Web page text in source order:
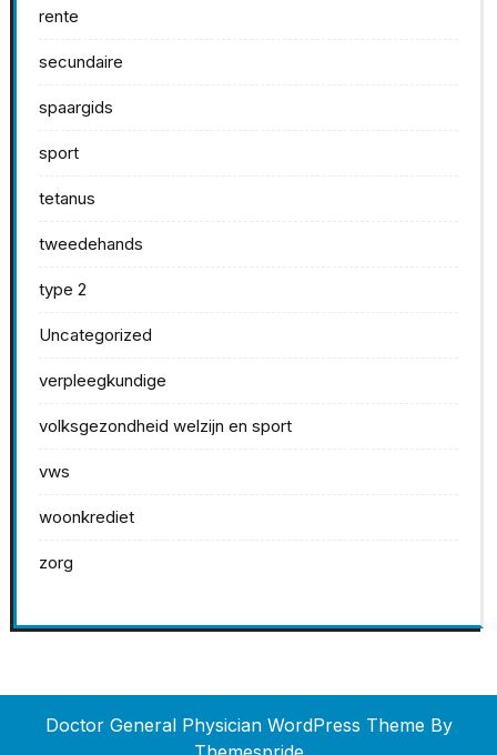
rente
secundaire
spaargids
sport
tetanus
tweedehands
type 2
Uncategorized
verpleegkundige
volksgezondheid welzijn en sport
vws
woonkrediet
zorg
Doctor General Physician WordPress ThemeBy